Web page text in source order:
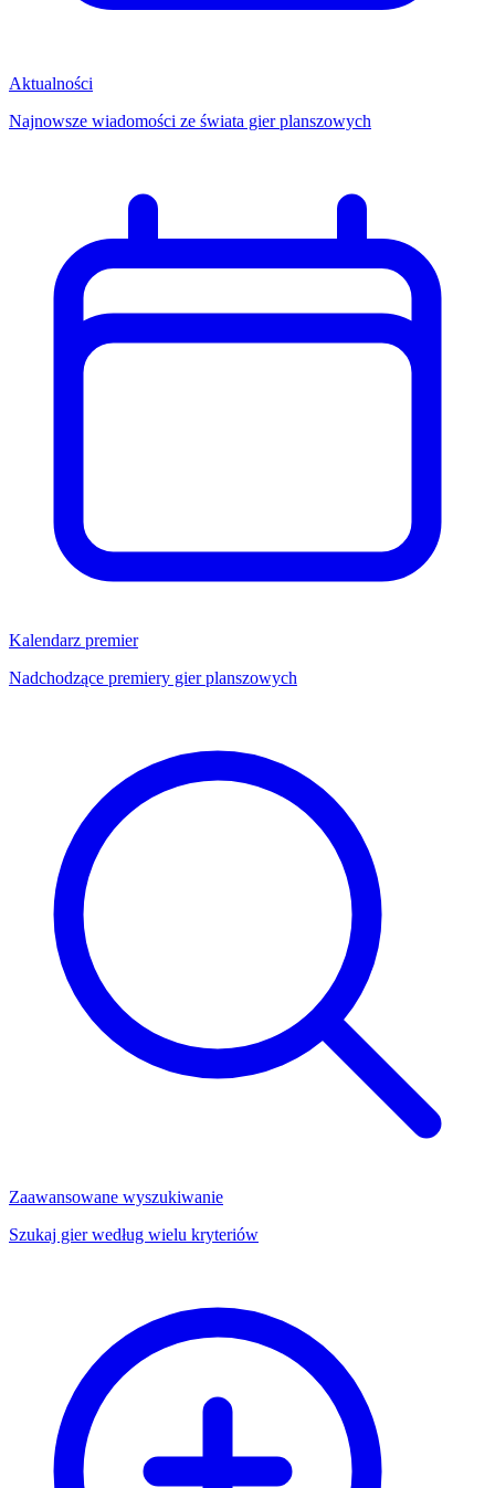
Aktualności
Najnowsze wiadomości ze świata gier planszowych
Kalendarz premier
Nadchodzące premiery gier planszowych
Zaawansowane wyszukiwanie
Szukaj gier według wielu kryteriów